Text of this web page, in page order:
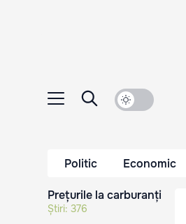
Politic Economic
Prețurile la carburanți
Știri: 376